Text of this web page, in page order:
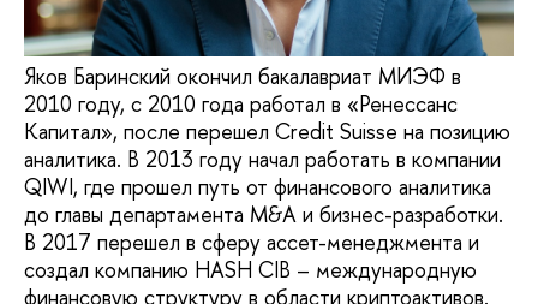
Яков Баринский окончил бакалавриат МИЭФ в
2010 году, с 2010 года работал в «Ренессанс
Капитал», после перешел Credit Suisse на позицию
аналитика. В 2013 году начал работать в компании
QIWI, где прошел путь от финансового аналитика
до главы департамента M&A и бизнес-разработки.
В 2017 перешел в сферу ассет-менеджмента и
создал компанию HASH CIB – международную
финансовую структуру в области криптоактивов.